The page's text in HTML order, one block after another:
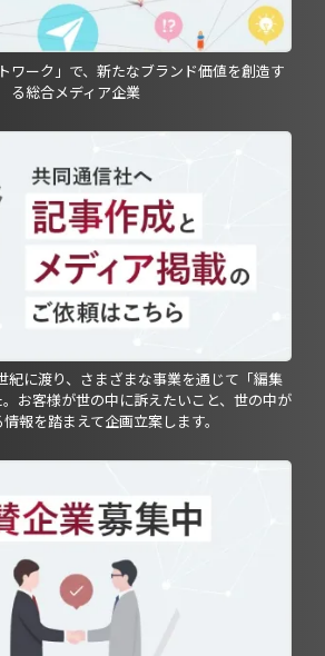
ワーク」で、新たなブランド価値を創造す
る総合メディア企業
紀に渡り、さまざまな事業を通じて「編集
お客様が世の中に訴えたいこと、世の中が
報を踏まえて企画立案します。